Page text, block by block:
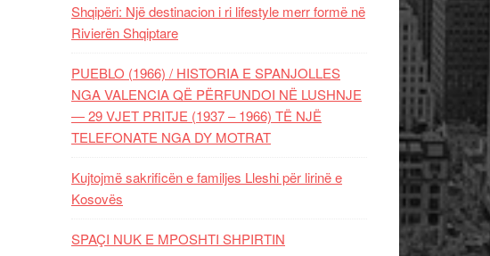
Shqipëri: Një destinacion i ri lifestyle merr formë në
Rivierën Shqiptare
PUEBLO (1966) / HISTORIA E SPANJOLLES
NGA VALENCIA QË PËRFUNDOI NË LUSHNJE
— 29 VJET PRITJE (1937 – 1966) TË NJË
TELEFONATE NGA DY MOTRAT
Kujtojmë sakrificën e familjes Lleshi për lirinë e
Kosovës
SPAÇI NUK E MPOSHTI SHPIRTIN